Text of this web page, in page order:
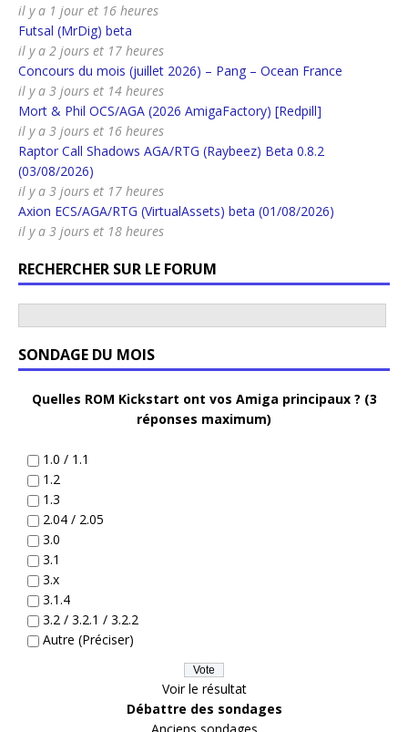
il y a 1 jour et 16 heures
Futsal (MrDig) beta
il y a 2 jours et 17 heures
Concours du mois (juillet 2026) – Pang – Ocean France
il y a 3 jours et 14 heures
Mort & Phil OCS/AGA (2026 AmigaFactory) [Redpill]
il y a 3 jours et 16 heures
Raptor Call Shadows AGA/RTG (Raybeez) Beta 0.8.2
(03/08/2026)
il y a 3 jours et 17 heures
Axion ECS/AGA/RTG (VirtualAssets) beta (01/08/2026)
il y a 3 jours et 18 heures
RECHERCHER SUR LE FORUM
SONDAGE DU MOIS
Quelles ROM Kickstart ont vos Amiga principaux ? (3
réponses maximum)
1.0 / 1.1
1.2
1.3
2.04 / 2.05
3.0
3.1
3.x
3.1.4
3.2 / 3.2.1 / 3.2.2
Autre (Préciser)
Voir le résultat
Débattre des sondages